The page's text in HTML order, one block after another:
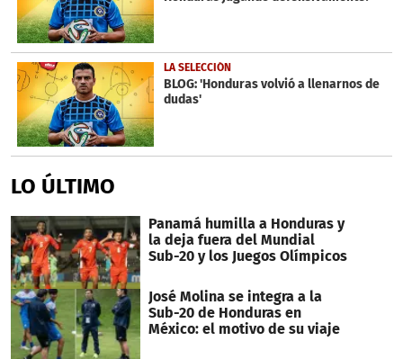
LA SELECCIÓN
BLOG: 'Honduras volvió a llenarnos de
dudas'
LO ÚLTIMO
Panamá humilla a Honduras y
la deja fuera del Mundial
Sub-20 y los Juegos Olímpicos
José Molina se integra a la
Sub-20 de Honduras en
México: el motivo de su viaje